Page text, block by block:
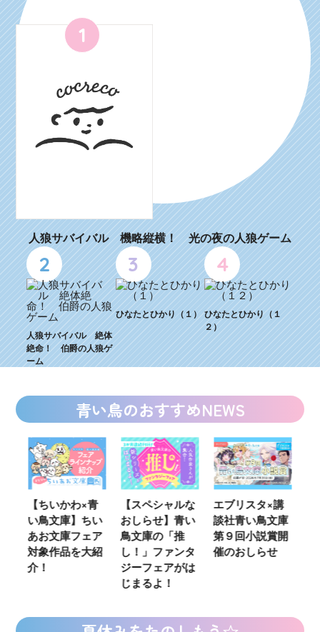
1
人狼サバイバル 機略縦横！ 光の夜の人狼ゲーム
2
人狼サバイバル 絶体
絶命！ 伯爵の人狼ゲ
ーム
3
ひなたとひかり（１）
4
ひなたとひかり（１
２）
青い鳥のおすすめNEWS
【ちいかわ×青
い鳥文庫】ちい
あお文庫フェア
対象作品を大紹
介！
【スペシャルな
おしらせ】青い
鳥文庫の「推
し！」ファンタ
ジーフェアがは
じまるよ！
エブリスタ×講
談社青い鳥文庫
第９回小説賞開
催のおしらせ